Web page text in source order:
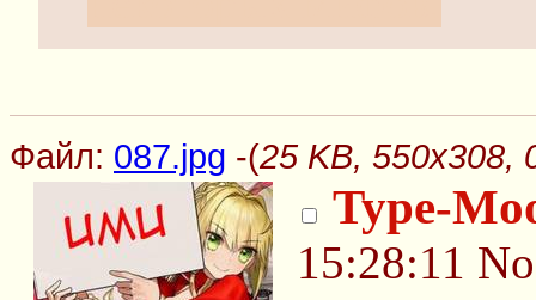
Файл: 087.jpg -(25 KB, 550x308,
Type-
15:28:11